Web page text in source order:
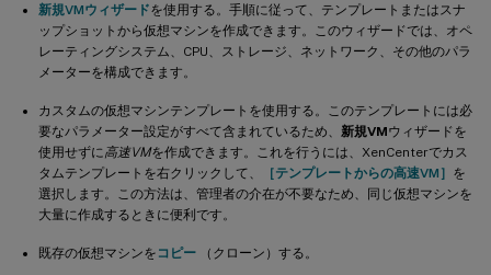
新規VMウィザードを使用する。手順に従って、テンプレートまたはスナ
ップショットから仮想マシンを作成できます。このウィザードでは、オペ
レーティングシステム、CPU、ストレージ、ネットワーク、その他のパラ
メーターを構成できます。
カスタムの仮想マシンテンプレートを使用する。このテンプレートには必
要なパラメーター設定がすべて含まれているため、 新規VMウィザードを
使用せずに高速VMを作成できます。これを行うには、XenCenterでカス
タムテンプレートを右クリックして、
［テンプレートからの高速VM］ を
選択します。この方法は、管理者の介在が不要なため、同じ仮想マシンを
大量に作成するときに便利です。
既存の仮想マシンを コピー （クローン）する。